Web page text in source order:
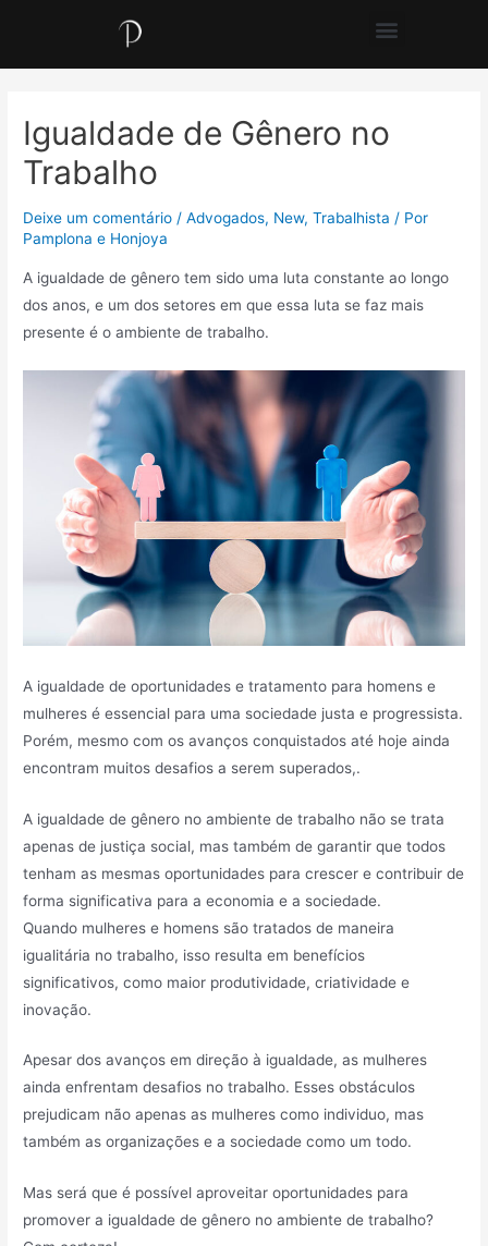
Igualdade de Gênero no
Trabalho
Deixe um comentário /Advogados, New,Trabalhista / Por
Pamplona e Honjoya
A igualdade de gênero tem sido uma luta constante ao longo
dos anos, e um dos setores em que essa luta se faz mais
presente é o ambiente de trabalho.
A igualdade de oportunidades e tratamento para homens e
mulheres é essencial para uma sociedade justa e progressista.
Porém, mesmo com os avanços conquistados até hoje ainda
encontram muitos desafios a serem superados,.
A igualdade de gênero no ambiente de trabalho não se trata
apenas de justiça social, mas também de garantir que todos
tenham as mesmas oportunidades para crescer e contribuir de
forma significativa para a economia e a sociedade.
Quando mulheres e homens são tratados de maneira
igualitária no trabalho, isso resulta em benefícios
significativos, como maior produtividade, criatividade e
inovação.
Apesar dos avanços em direção à igualdade, as mulheres
ainda enfrentam desafios no trabalho. Esses obstáculos
prejudicam não apenas as mulheres como individuo, mas
também as organizações e a sociedade como um todo.
Mas será que é possível aproveitar oportunidades para
promover a igualdade de gênero no ambiente de trabalho?